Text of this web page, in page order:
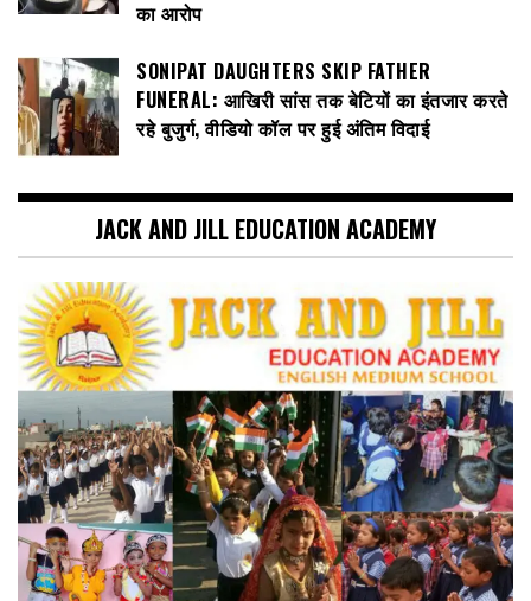
का आरोप
SONIPAT DAUGHTERS SKIP FATHER
FUNERAL: आखिरी सांस तक बेटियों का इंतजार करते
रहे बुजुर्ग, वीडियो कॉल पर हुई अंतिम विदाई
JACK AND JILL EDUCATION ACADEMY